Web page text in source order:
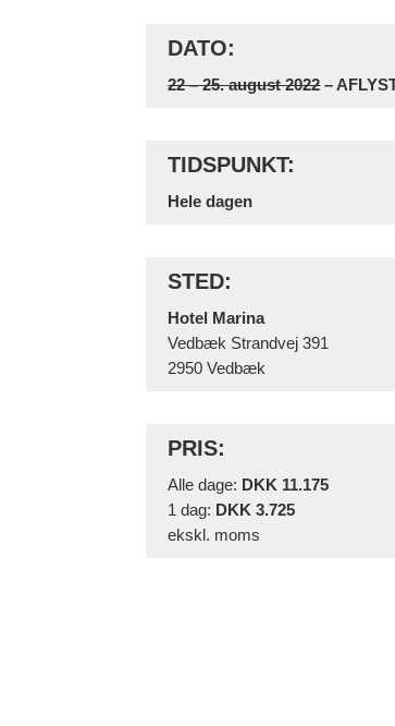
DATO:
22 – 25. august 2022–
TIDSPUNKT:
Hele dagen
STED:
Hotel Marina
Vedbæk Strandvej 391
2950 Vedbæk
PRIS:
Alle dage: DKK 11.175
1 dag: DKK 3.725
ekskl. moms